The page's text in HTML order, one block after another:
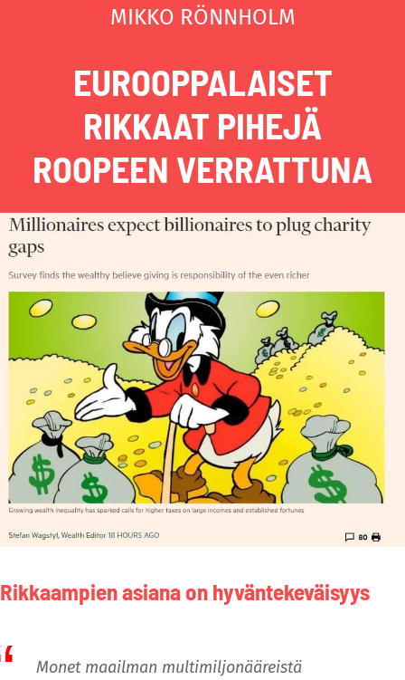
MIKKO RÖNNHOLM
EUROOPPALAISET
RIKKAAT PIHEJÄ
ROOPEEN VERRATTUNA
Rikkaampien asiana on hyväntekeväisyys
Monet maailman multimiljonääreistä